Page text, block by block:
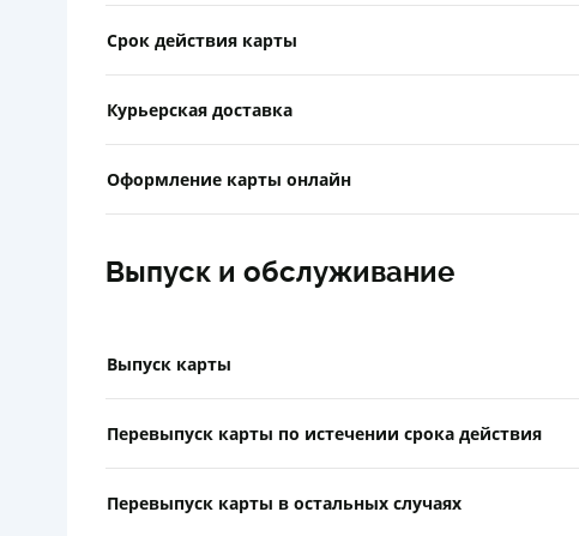
Срок действия карты
Курьерская доставка
Оформление карты онлайн
Выпуск и обслуживание
Выпуск карты
Перевыпуск карты по истечении срока действия
Перевыпуск карты в остальных случаях